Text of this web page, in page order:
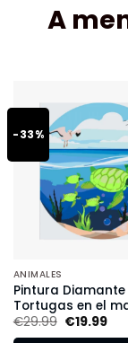
A
-33%
ANIMALES
Pintura Diamante
Tortugas en el
€29.99 €19.99